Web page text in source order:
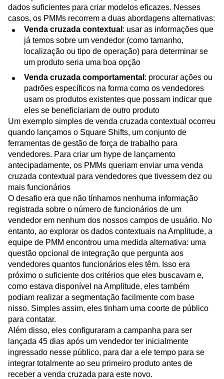
dados suficientes para criar modelos eficazes. Nesses
casos, os PMMs recorrem a duas abordagens alternativas:
Venda cruzada contextual : usar as informações que
já temos sobre um vendedor (como tamanho,
localização ou tipo de operação) para determinar se
um produto seria uma boa opção
Venda cruzada comportamental : procurar ações ou
padrões específicos na forma como os vendedores
usam os produtos existentes que possam indicar que
eles se beneficiariam de outro produto
Um exemplo simples de venda cruzada contextual ocorreu
quando lançamos o Square Shifts, um conjunto de
ferramentas de gestão de força de trabalho para
vendedores. Para criar um hype de lançamento
antecipadamente, os PMMs queriam enviar uma venda
cruzada contextual para vendedores que tivessem dez ou
mais funcionários
O desafio era que não tínhamos nenhuma informação
registrada sobre o número de funcionários de um
vendedor em nenhum dos nossos campos de usuário. No
entanto, ao explorar os dados contextuais na Amplitude, a
equipe de PMM encontrou uma medida alternativa: uma
questão opcional de integração que pergunta aos
vendedores quantos funcionários eles têm. Isso era
próximo o suficiente dos critérios que eles buscavam e,
como estava disponível na Amplitude, eles também
podiam realizar a segmentação facilmente com base
nisso. Simples assim, eles tinham uma coorte de público
para contatar.
Além disso, eles configuraram a campanha para ser
lançada 45 dias após um vendedor ter inicialmente
ingressado nesse público, para dar a ele tempo para se
integrar totalmente ao seu primeiro produto antes de
receber a venda cruzada para este novo.